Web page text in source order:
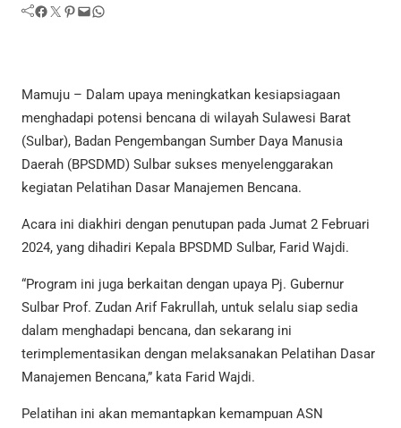
Facebook Twitter Pinterest Mail WhatsApp
Mamuju – Dalam upaya meningkatkan kesiapsiagaan
menghadapi potensi bencana di wilayah Sulawesi Barat
(Sulbar), Badan Pengembangan Sumber Daya Manusia
Daerah (BPSDMD) Sulbar sukses menyelenggarakan
kegiatan Pelatihan Dasar Manajemen Bencana.
Acara ini diakhiri dengan penutupan pada Jumat 2 Februari
2024, yang dihadiri Kepala BPSDMD Sulbar, Farid Wajdi.
“Program ini juga berkaitan dengan upaya Pj. Gubernur
Sulbar Prof. Zudan Arif Fakrullah, untuk selalu siap sedia
dalam menghadapi bencana, dan sekarang ini
terimplementasikan dengan melaksanakan Pelatihan Dasar
Manajemen Bencana,” kata Farid Wajdi.
Pelatihan ini akan memantapkan kemampuan ASN